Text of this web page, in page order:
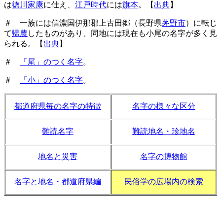
は徳川家康に仕え、 江戸時代には旗本。【 出典】
＃ 一族には信濃国伊那郡上古田郷（長野県茅野市）に転じ
て帰農 したものがあり、同地には現在も小尾の名字が多く見
られる。【 出典】
＃ 「尾」のつく名字。
＃ 「小」のつく名字。
都道府県毎の名字の特徴 名字の様々な区分
難読名字 難読地名・珍地名
地名と災害 名字の博物館
名字と地名・都道府県編 民俗学の広場内の検索